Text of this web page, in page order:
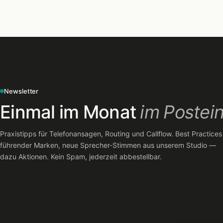
Newsletter
Einmal im Monatim
Praxistipps für Telefonansagen, Routing und Callflow. Best Practices
führender Marken, neue Sprecher-Stimmen aus unserem Studio —
dazu Aktionen. Kein Spam, jederzeit abbestellbar.